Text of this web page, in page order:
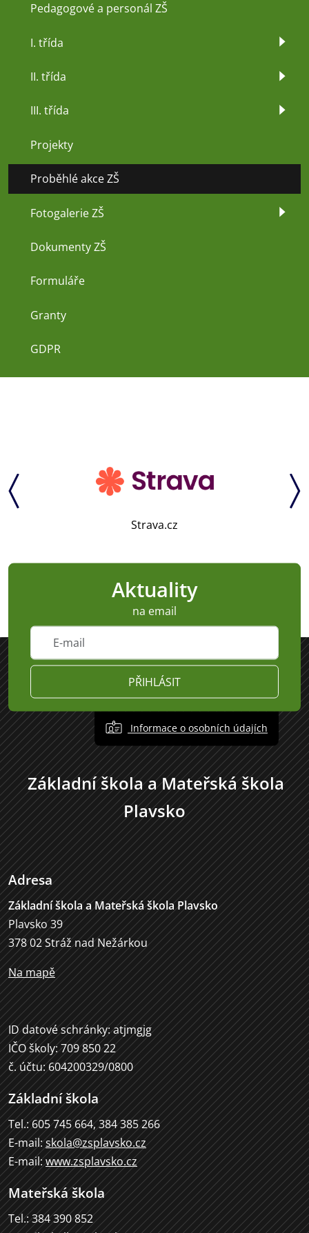
Pedagogové a personál ZŠ
I. třída
II. třída
III. třída
Projekty
Proběhlé akce ZŠ
Fotogalerie ZŠ
Dokumenty ZŠ
Formuláře
Granty
GDPR
Strava.cz
Aktuality
na email
PŘIHLÁSIT
Informace o osobních údajích
Základní škola a Mateřská škola
Plavsko
Adresa
Základní škola a Mateřská škola Plavsko
Plavsko 39
378 02 Stráž nad Nežárkou
Na mapě
ID datové schránky: atjmgjg
IČO školy: 709 850 22
č. účtu: 604200329/0800
Základní škola
Tel.: 605 745 664, 384 385 266
E-mail: skola@zsplavsko.cz
E-mail: www.zsplavsko.cz
Mateřská škola
Tel.: 384 390 852